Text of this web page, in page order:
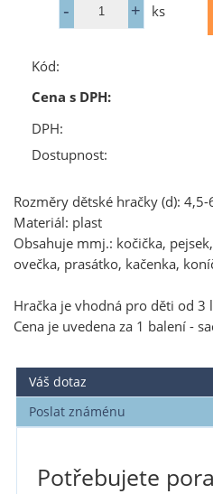
ks
Kód:
Cena s DPH:
DPH:
Dostupnost:
Rozměry dětské hračky (d): 4,5-
Materiál: plast
Obsahuje mmj.: kočička,
ovečka, prasátko, kačenka,
Hračka je vhodná pro děti od 3
Cena je uvedena za 1 balení -
Váš dotaz
Poslat známénu
Potřebujete